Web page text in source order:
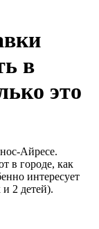
в
это
Айресе.
в городе, как
интересует
2 детей).